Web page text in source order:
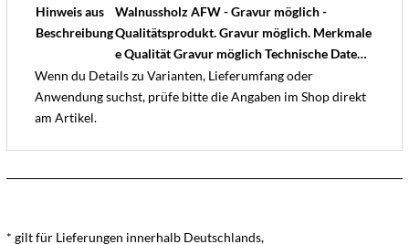
Hinweis aus
Beschreibung
Walnussholz AFW - Gravur möglich -
Qualitätsprodukt. Gravur möglich. Merkmale
e Qualität Gravur möglich Technische Date…
Wenn du Details zu Varianten, Lieferumfang oder
Anwendung suchst, prüfe bitte die Angaben im Shop direkt
am Artikel.
* gilt für Lieferungen innerhalb Deutschlands,